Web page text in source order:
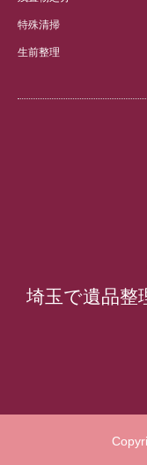
特殊清掃
生前整理
埼玉で遺品整